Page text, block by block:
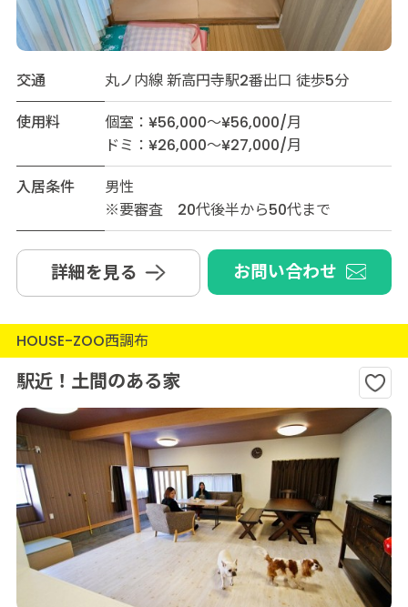
交通
丸ノ内線 新高円寺駅2番出口 徒歩5分
使用料
個室：¥56,000～¥56,000/月
ドミ：¥26,000～¥27,000/月
入居条件
男性
※要審査 20代後半から50代まで
詳細を見る お問い合わせ
HOUSE-ZOO西調布
駅近！土間のある家